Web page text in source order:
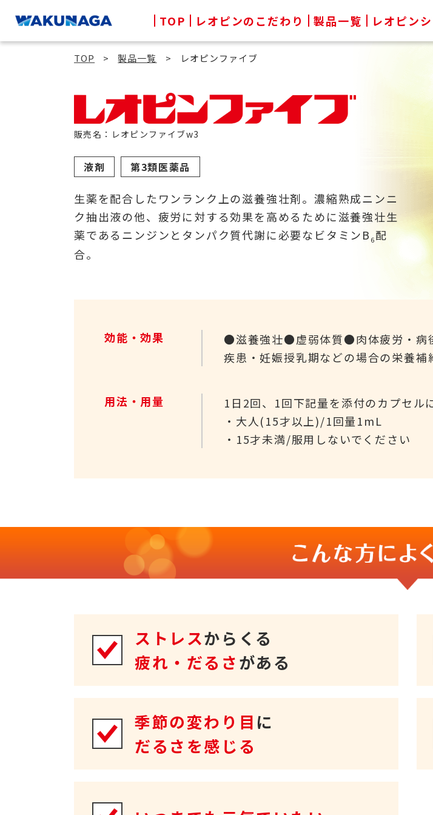
TOP レオピンのこだわり 製品一覧 レオピン
TOP 製品一覧 レオピンファイブ
販売名：レオピンファイブw3
液剤 第3類医薬品
⽣薬を配合したワンランク上の滋養強壮剤。濃縮熟成ニンニ
ク抽出液の他、疲労に対する効果を⾼めるために滋養強壮⽣
薬であるニンジンとタンパク質代謝に必要なビタミンB 6配
合。
効能・効果
●滋養強壮●虚弱体質●肉体疲労・病
疾患・妊娠授乳期などの場合の栄養補
用法・用量
1日2回、1回下記量を添付のカプセル
・大人(15才以上)/1回量1mL
・15才未満/服用しないでください
ストレスからくる
疲れ・だるさがある
季節の変わり目 に
だるさを感じる